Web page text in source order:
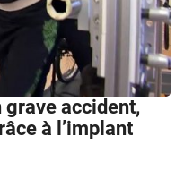
grave accident,
à l’implant